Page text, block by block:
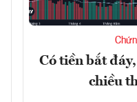
Có tiền bắt
chiều